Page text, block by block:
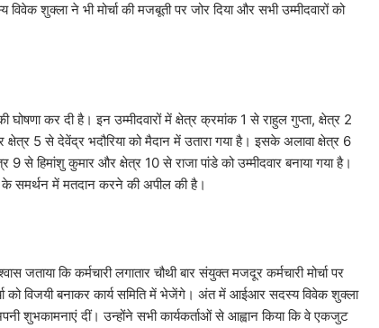
शुक्ला ने भी मोर्चा की मजबूती पर जोर दिया और सभी उम्मीदवारों को
घोषणा कर दी है। इन उम्मीदवारों में क्षेत्र क्रमांक 1 से राहुल गुप्ता, क्षेत्र 2
5 से देवेंद्र भदौरिया को मैदान में उतारा गया है। इसके अलावा क्षेत्र 6
9 से हिमांशु कुमार और क्षेत्र 10 से राजा पांडे को उम्मीदवार बनाया गया है।
के समर्थन में मतदान करने की अपील की है।
जताया कि कर्मचारी लगातार चौथी बार संयुक्त मजदूर कर्मचारी मोर्चा पर
को विजयी बनाकर कार्य समिति में भेजेंगे। अंत में आईआर सदस्य विवेक शुक्ला
शुभकामनाएं दीं। उन्होंने सभी कार्यकर्ताओं से आह्वान किया कि वे एकजुट